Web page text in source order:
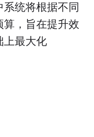
统将根据不同
算，旨在提升效
上最大化